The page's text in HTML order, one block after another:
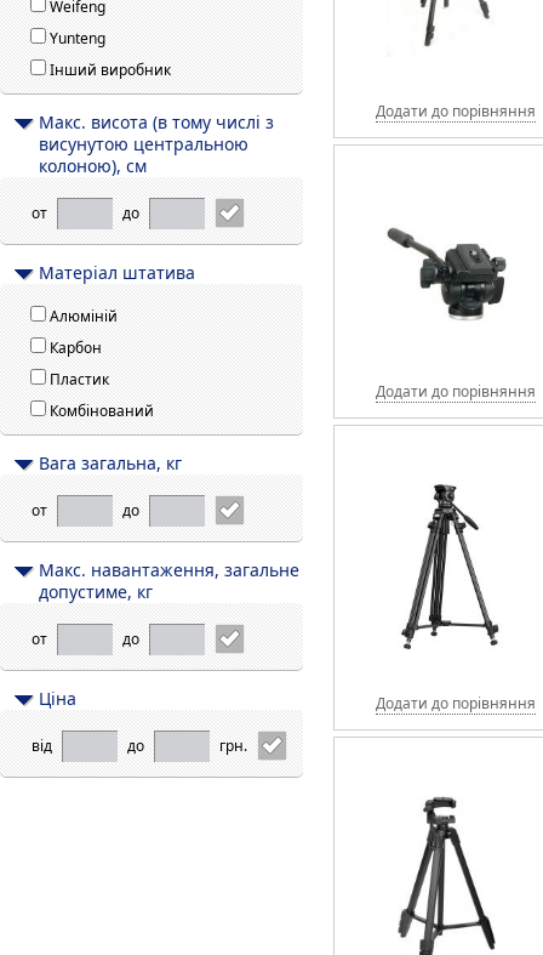
Weifeng
Yunteng
Інший виробник
Макс. висота (в тому числі з
висунутою центральною
колоною), см
от до
Матеріал штатива
Алюміній
Карбон
Пластик
Комбінований
Вага загальна, кг
от до
Макс. навантаження, загальне
допустиме, кг
от до
Цiна
від до грн.
Додати до порівняння
Додати до порівняння
Додати до порівняння